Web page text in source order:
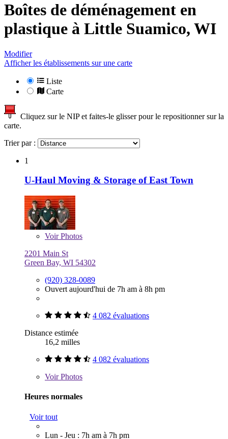
Boîtes de déménagement en
plastique à Little Suamico, WI
Modifier
Afficher les établissements sur une carte
Liste
Carte
Cliquez sur le NIP et faites-le glisser pour le repositionner sur la
carte.
Trier par :
1
U-Haul Moving & Storage of East Town
VoirPhotos
2201 Main St
Green Bay, WI 54302
(920) 328-0089
Ouvert aujourd'hui de 7h am à 8h pm
4 082 évaluations
Distance estimée
16,2 milles
4 082 évaluations
VoirPhotos
Heures normales
Voir tout
Lun - Jeu : 7h am à 7h pm